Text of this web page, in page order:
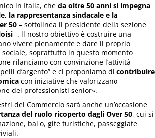
in Italia, che da oltre 50 anni si impegna
la rappresentanza sindacale e la
50 – sottolinea il presidente della sezione
-. ll nostro obiettivo è costruire una
vivere pienamente e dare il proprio
soprattutto in questo momento
rilanciamo con convinzione l’attività
d’argento” e ci proponiamo di contribuire
con iniziative che valorizzano
dei professionisti senior».
del Commercio sarà anche un’occasione
del ruolo ricoperto dagli Over 50, cui si
ballo, gite turistiche, passeggiate